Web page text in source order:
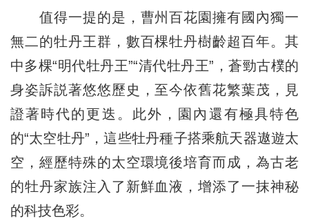
值得一提的是，曹州百花園擁有國內獨一
無二的牡丹王群，數百棵牡丹樹齡超百年。其
中多棵“明代牡丹王”“清代牡丹王”，蒼勁古樸的
身姿訴説著悠悠歷史，至今依舊花繁葉茂，見
證著時代的更迭。此外，園內還有極具特色
的“太空牡丹”，這些牡丹種子搭乘航天器遨遊太
空，經歷特殊的太空環境後培育而成，為古老
的牡丹家族注入了新鮮血液，增添了一抹神秘
的科技色彩。